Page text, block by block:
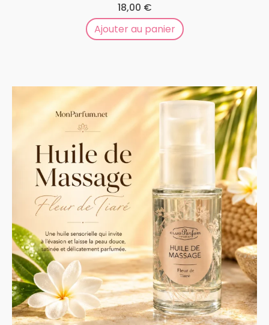
18,00 €
Ajouter au panier